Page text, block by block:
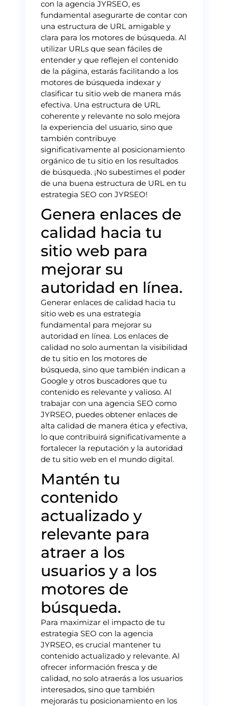
con la agencia JYRSEO, es
fundamental asegurarte de contar con
una estructura de URL amigable y
clara para los motores de búsqueda. Al
utilizar URLs que sean fáciles de
entender y que reflejen el contenido
de la página, estarás facilitando a los
motores de búsqueda indexar y
clasificar tu sitio web de manera más
efectiva. Una estructura de URL
coherente y relevante no solo mejora
la experiencia del usuario, sino que
también contribuye
significativamente al posicionamiento
orgánico de tu sitio en los resultados
de búsqueda. ¡No subestimes el poder
de una buena estructura de URL en tu
estrategia SEO con JYRSEO!
Genera enlaces de
calidad hacia tu
sitio web para
mejorar su
autoridad en línea.
Generar enlaces de calidad hacia tu
sitio web es una estrategia
fundamental para mejorar su
autoridad en línea. Los enlaces de
calidad no solo aumentan la visibilidad
de tu sitio en los motores de
búsqueda, sino que también indican a
Google y otros buscadores que tu
contenido es relevante y valioso. Al
trabajar con una agencia SEO como
JYRSEO, puedes obtener enlaces de
alta calidad de manera ética y efectiva,
lo que contribuirá significativamente a
fortalecer la reputación y la autoridad
de tu sitio web en el mundo digital.
Mantén tu
contenido
actualizado y
relevante para
atraer a los
usuarios y a los
motores de
búsqueda.
Para maximizar el impacto de tu
estrategia SEO con la agencia
JYRSEO, es crucial mantener tu
contenido actualizado y relevante. Al
ofrecer información fresca y de
calidad, no solo atraerás a los usuarios
interesados, sino que también
mejorarás tu posicionamiento en los